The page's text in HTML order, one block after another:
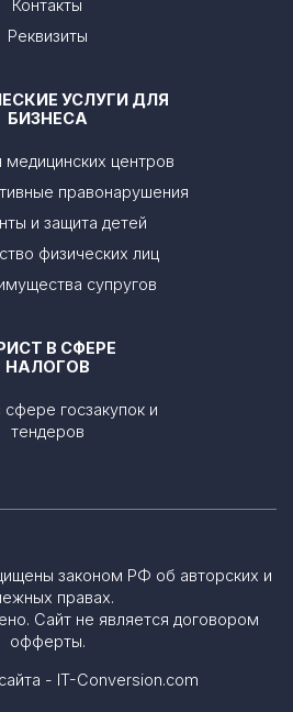
Контакты
Реквизиты
УСЛУГИ ДЛЯ
БИЗНЕСА
медицинских центров
правонарушения
и защита детей
физических лиц
супругов
В СФЕРЕ
НАЛОГОВ
госзакупок и
тендеров
законом РФ об авторских и
правах.
Сайт не является договором
офферты.
- IT-Conversion.com